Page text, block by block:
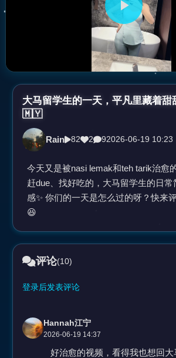
播
放
视
频
大马留学生的一天，平凡里藏着甜
🇲🇾
Rain 82 2 92026-06-19 10:23
今天又是被nasi lemak和teh tarik治愈
赶due、找好吃的，大马留学生的日常
感✨ 你们的一天是怎么过的呀？快来
😆
评论(10)
登录后发表评论
Hannah江宁
2026-06-19 14:37
好治愈的视频，看得我也想回大